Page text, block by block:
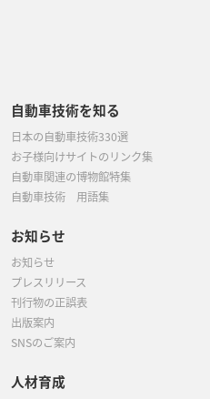
自動車技術を知る
日本の自動車技術330選
お子様向けサイトのリンク集
自動車関連の博物館特集
自動車技術 用語集
お知らせ
お知らせ
プレスリリース
刊行物の正誤表
出版案内
SNSのご案内
人材育成